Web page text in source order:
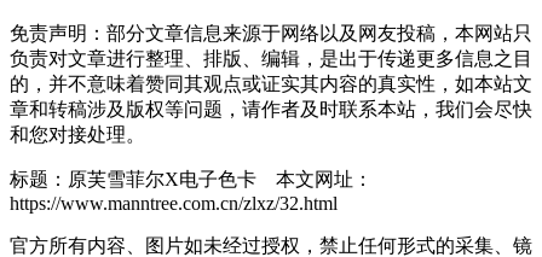
免责声明：部分文章信息来源于网络以及网友投稿，本网站只
负责对文章进行整理、排版、编辑，是出于传递更多信息之目
的，并不意味着赞同其观点或证实其内容的真实性，如本站文
章和转稿涉及版权等问题，请作者及时联系本站，我们会尽快
和您对接处理。
标题：原芙雪菲尔X电子色卡 本文网址：
https://www.manntree.com.cn/zlxz/32.html
官方所有内容、图片如未经过授权，禁止任何形式的采集、镜